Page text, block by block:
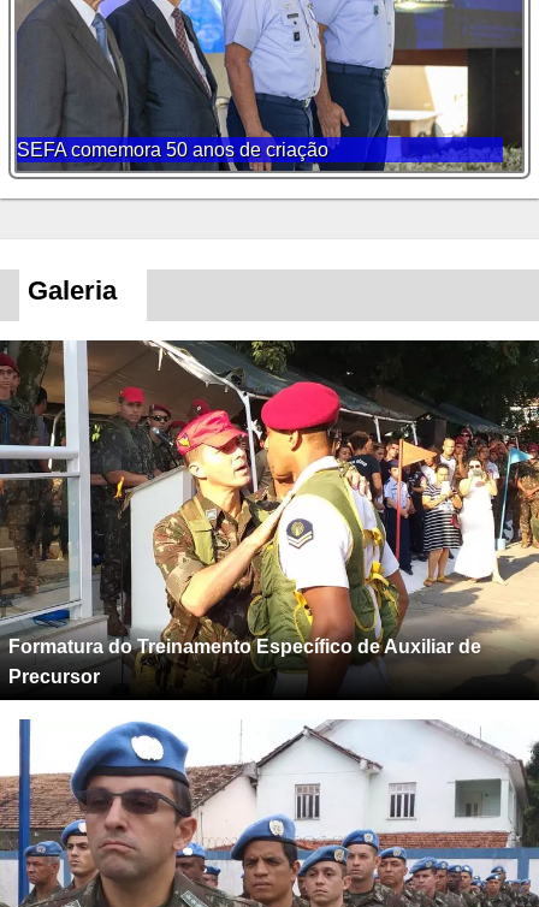
SEFA comemora 50 anos de criação
Galeria
Formatura do Treinamento Específico de Auxiliar de
Precursor